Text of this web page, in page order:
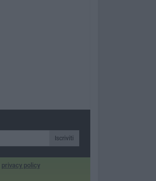
Iscriviti
privacy policy